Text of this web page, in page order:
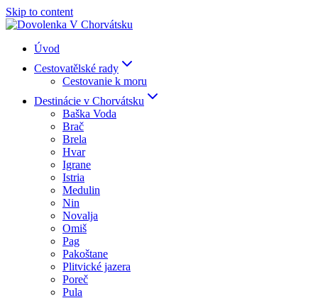
Skip to content
Úvod
Cestovatělské rady
Cestovanie k moru
Destinácie v Chorvátsku
Baška Voda
Brač
Brela
Hvar
Igrane
Istria
Medulin
Nin
Novalja
Omiš
Pag
Pakoštane
Plitvické jazera
Poreč
Pula